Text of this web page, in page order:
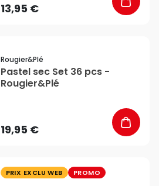
13,95 €
Rougier&plé
Pastel sec Set 36 pcs -
Rougier&Plé
19,95 €
PRIX EXCLU WEB PROMO